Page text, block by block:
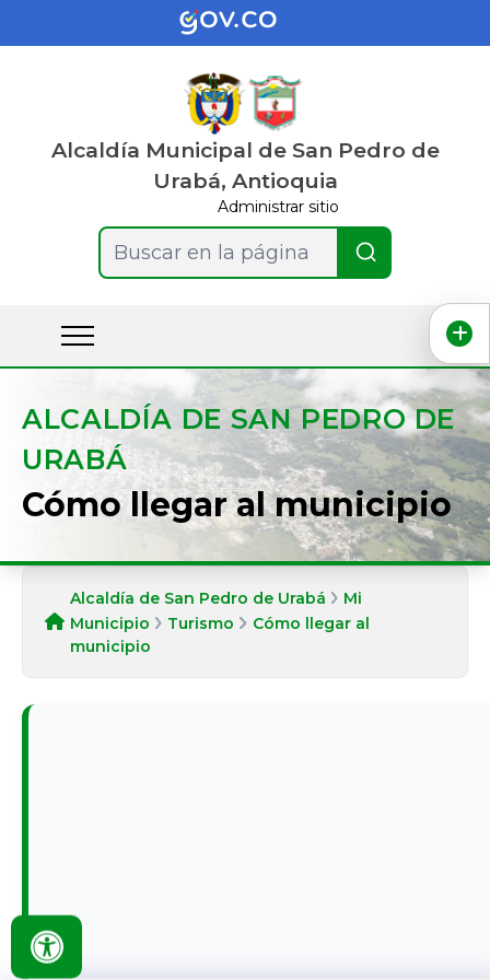
Alcaldía Municipal de San Pedro de
Urabá, Antioquia
Administrar sitio
Buscar en la página
ALCALDÍA DE SAN PEDRO DE
URABÁ
Cómo llegar al municipio
Alcaldía de San Pedro de Urabá
Mi
Municipio
Turismo
Cómo llegar al
municipio